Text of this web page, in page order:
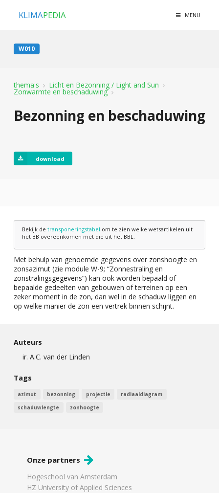
KLIMAPEDIA MENU
W010
thema's Licht en Bezonning / Light and Sun
Zonwarmte en beschaduwing
Bezonning en beschaduwing
download
Bekijk de transponeringstabel om te zien welke wetsartikelen uit
het BB overeenkomen met die uit het BBL.
Met behulp van genoemde gegevens over zonshoogte en
zonsazimut (zie module W-9; “Zonnestraling en
zonstralingsgegevens”) kan ook worden bepaald of
bepaalde gedeelten van gebouwen of terreinen op een
zeker moment in de zon, dan wel in de schaduw liggen en
op welke manier de zon een vertrek binnen schijnt.
Auteurs
ir. A.C. van der Linden
Tags
azimut bezonning projectie
radiaaldiagram
schaduwlengte
zonhoogte
Onze partners
Hogeschool van Amsterdam
HZ University of Applied Sciences